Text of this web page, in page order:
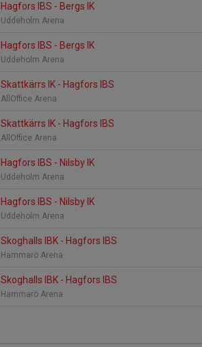
Hagfors IBS - Bergs IK
Uddeholm Arena
Hagfors IBS - Bergs IK
Uddeholm Arena
Skattkärrs IK - Hagfors IBS
AllOffice Arena
Skattkärrs IK - Hagfors IBS
AllOffice Arena
Hagfors IBS - Nilsby IK
Uddeholm Arena
Hagfors IBS - Nilsby IK
Uddeholm Arena
Skoghalls IBK - Hagfors IBS
Hammarö Arena
Skoghalls IBK - Hagfors IBS
Hammarö Arena